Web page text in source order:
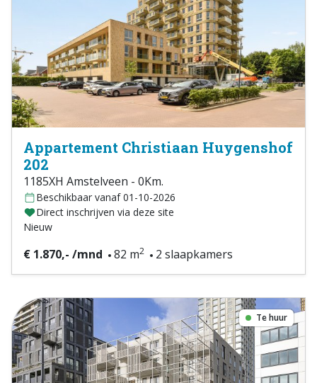
Appartement Christiaan Huygenshof
202
1185XH Amstelveen - 0Km.
Beschikbaar vanaf 01-10-2026
Direct inschrijven via deze site
Nieuw
€ 1.870,- /mnd 82 m2 2 slaapkamers
Te huur